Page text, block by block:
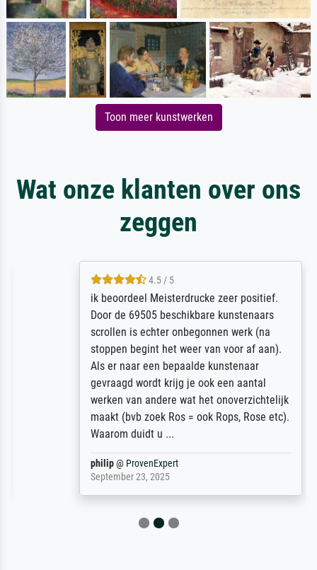
Toon meer kunstwerken
Wat onze klanten over ons
zeggen
4.5 / 5
ik beoordeel Meisterdrucke zeer positief.
Door de 69505 beschikbare kunstenaars
scrollen is echter onbegonnen werk (na
stoppen begint het weer van voor af aan).
Als er naar een bepaalde kunstenaar
gevraagd wordt krijg je ook een aantal
werken van andere wat het onoverzichtelijk
maakt (bvb zoek Ros = ook Rops, Rose etc).
Waarom duidt u ...
@ProvenExpert
September 23, 2025